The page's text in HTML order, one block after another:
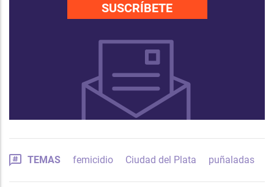
SUSCRÍBETE
TEMAS femicidio Ciudad del Plata puñaladas